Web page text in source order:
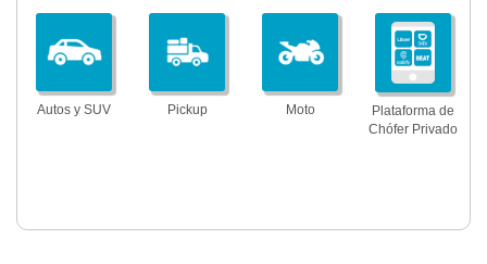
Autos y SUV Pickup Moto
Plataforma de
Chófer Privado